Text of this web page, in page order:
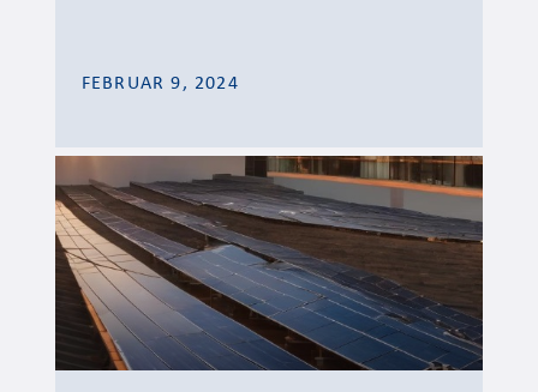
FEBRUAR 9, 2024